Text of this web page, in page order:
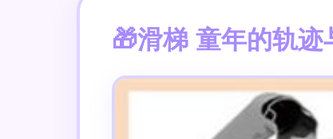
滑梯 童年的轨迹